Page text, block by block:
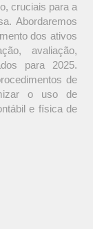
cruciais para a
Abordaremos
dos ativos
avaliação,
para 2025.
de
o uso de
e física de